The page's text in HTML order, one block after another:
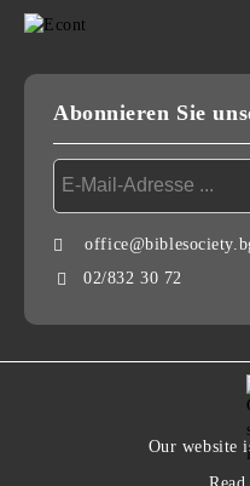
Abonnieren Sie
02/832 30 72
Our website